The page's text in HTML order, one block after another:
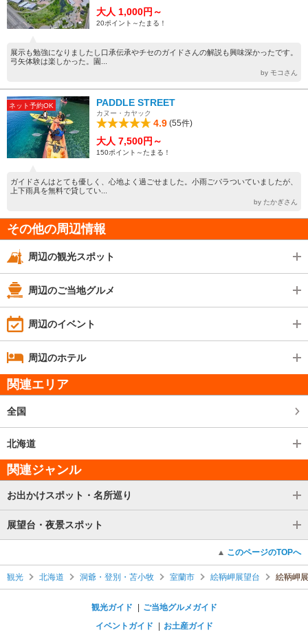
大人 1,000円～
20ポイント～たまる！
展示も勉強になりましたし口承伝承やチセのガイドさんの解説も興味深かったです。
弓矢体験は楽しかった。園...
by モコさん
ネット予約OK PADDLE STREET
カヌー・カヤック
4.9 (55件)
大人 7,500円～
150ポイント～たまる！
ガイドさんはとても優しく、心地よく過ごせました。小雨ごパラついていましたが、
上下雨具を無料で貸してい...
by たかぎさん
その他の周辺情報
周辺の観光スポット
周辺のご当地グルメ
周辺のイベント
周辺のホテル
関連エリア
全国
北海道
関連ジャンル
お出かけスポット・名所巡り
展望台・夜景スポット
このページのTOPへ
観光 北海道 洞爺・登別・苫小牧 室蘭市 絵鞆岬展望台 絵鞆岬
観光ガイド
ご当地グルメガイド
イベントガイド
お土産ガイド